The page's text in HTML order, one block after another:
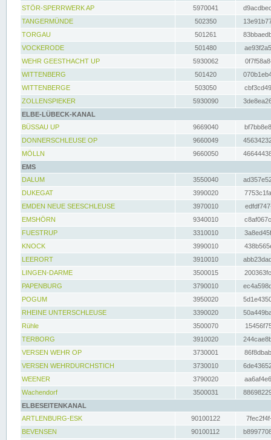
STÖR-SPERRWERK AP 5970041
TANGERMÜNDE
502350
TORGAU
501261
VOCKERODE
501480
WEHR GEESTHACHT UP
5930062
WITTENBERG
501420
WITTENBERGE
503050
ZOLLENSPIEKER
5930090
ELBE-LÜBECK-KANAL
BÜSSAU UP
9669040
DONNERSCHLEUSE OP
9660049
MÖLLN
9660050
EMS
DALUM
3550040
DUKEGAT
3990020
EMDEN NEUE SEESCHLEUSE
3970010
EMSHÖRN
9340010
FUESTRUP
3310010
KNOCK
3990010
LEERORT
3910010
LINGEN-DARME
3500015
PAPENBURG
3790010
POGUM
3950020
RHEINE UNTERSCHLEUSE
3390020
Rühle
3500070
TERBORG
3910020
VERSEN WEHR OP
3730001
VERSEN WEHRDURCHSTICH
3730010
WEENER
3790020
Wachendorf
3500031
ELBESEITENKANAL
ARTLENBURG-ESK
90100122
BEVENSEN
90100112